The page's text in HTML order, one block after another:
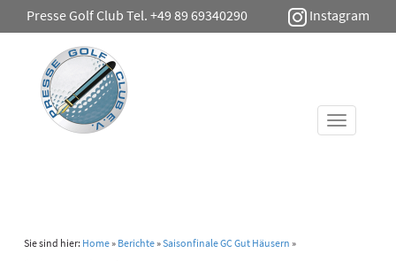
Presse Golf Club Tel. +49 89 69340290 Instagram
Toggle
Sie sind hier: Home» Berichte»Saisonfinale GC Gut Häusern »